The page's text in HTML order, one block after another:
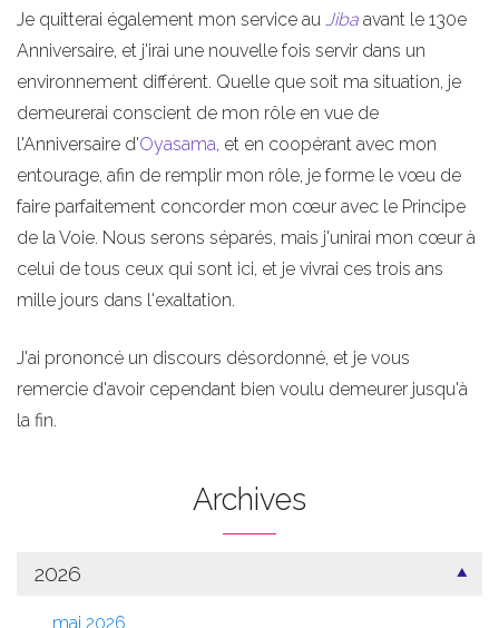
Je quitterai également mon service au Jiba avant le 130e
Anniversaire, et j'irai une nouvelle fois servir dans un
environnement différent. Quelle que soit ma situation, je
demeurerai conscient de mon rôle en vue de
l'Anniversaire d'Oyasama, et en coopérant avec mon
entourage, afin de remplir mon rôle, je forme le vœu de
faire parfaitement concorder mon cœur avec le Principe
de la Voie. Nous serons séparés, mais j'unirai mon cœur à
celui de tous ceux qui sont ici, et je vivrai ces trois ans
mille jours dans l'exaltation.
J'ai prononcé un discours désordonné, et je vous
remercie d'avoir cependant bien voulu demeurer jusqu'à
la fin.
Archives
2026
mai 2026